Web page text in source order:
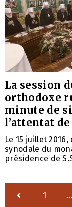
La session
orthodoxe
minute de
l’attentat
Le 15 juillet
synodale du
présidence de
1 …